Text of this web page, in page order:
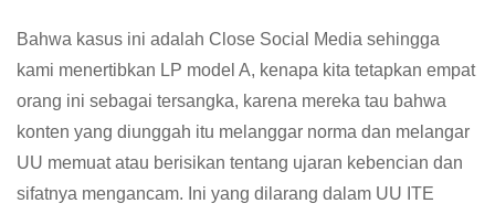
Bahwa kasus ini adalah Close Social Media sehingga
kami menertibkan LP model A, kenapa kita tetapkan empat
orang ini sebagai tersangka, karena mereka tau bahwa
konten yang diunggah itu melanggar norma dan melangar
UU memuat atau berisikan tentang ujaran kebencian dan
sifatnya mengancam. Ini yang dilarang dalam UU ITE